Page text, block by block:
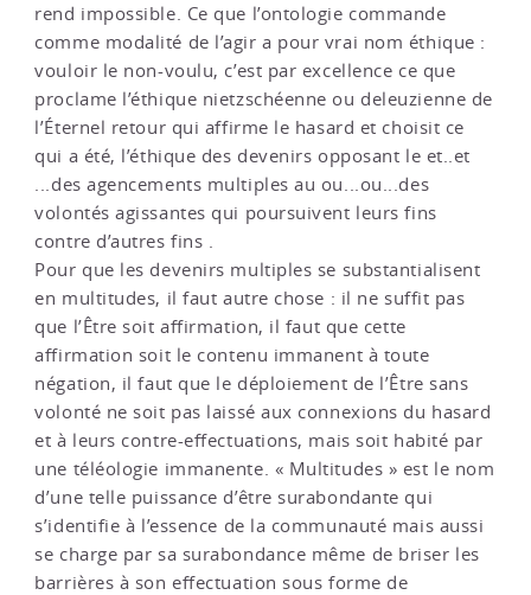
rend impossible. Ce que l’ontologie commande
comme modalité de l’agir a pour vrai nom éthique :
vouloir le non-voulu, c’est par excellence ce que
proclame l’éthique nietzschéenne ou deleuzienne de
l’Éternel retour qui affirme le hasard et choisit ce
qui a été, l’éthique des devenirs opposant le et..et
...des agencements multiples au ou...ou...des
volontés agissantes qui poursuivent leurs fins
contre d’autres fins .
Pour que les devenirs multiples se substantialisent
en multitudes, il faut autre chose : il ne suffit pas
que l’Être soit affirmation, il faut que cette
affirmation soit le contenu immanent à toute
négation, il faut que le déploiement de l’Être sans
volonté ne soit pas laissé aux connexions du hasard
et à leurs contre-effectuations, mais soit habité par
une téléologie immanente. « Multitudes » est le nom
d’une telle puissance d’être surabondante qui
s’identifie à l’essence de la communauté mais aussi
se charge par sa surabondance même de briser les
barrières à son effectuation sous forme de